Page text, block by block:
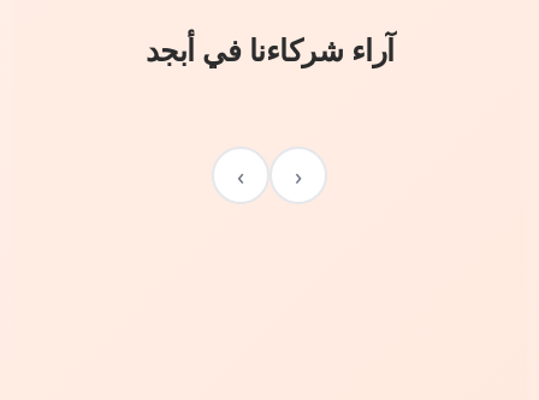
آراء شركاءنا في أبجد
‹
›